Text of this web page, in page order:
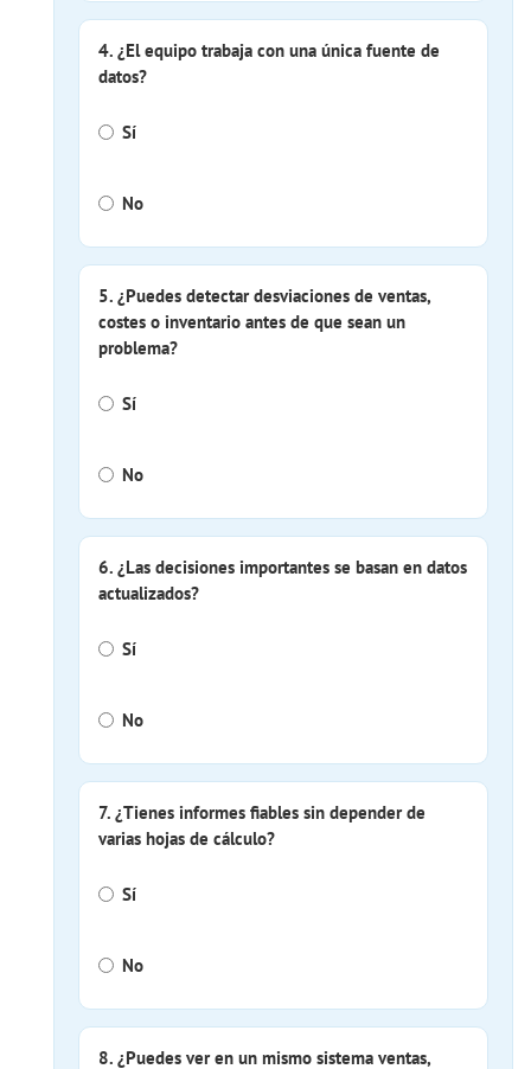
4. ¿El equipo trabaja con una única fuente de
datos?
Sí
No
5. ¿Puedes detectar desviaciones de ventas,
costes o inventario antes de que sean un
problema?
Sí
No
6. ¿Las decisiones importantes se basan en datos
actualizados?
Sí
No
7. ¿Tienes informes fiables sin depender de
varias hojas de cálculo?
Sí
No
8. ¿Puedes ver en un mismo sistema ventas,